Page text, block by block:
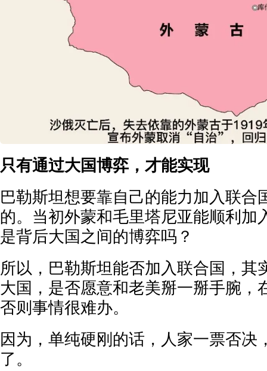
只有通过大国博弈，才能实现
巴勒斯坦想要靠自己的能力加入联合
的。当初外蒙和毛里塔尼亚能顺利加
是背后大国之间的博弈吗？
所以，巴勒斯坦能否加入联合国，其
大国，是否愿意和老美掰一掰手腕，
否则事情很难办。
因为，单纯硬刚的话，人家一票否决
了。